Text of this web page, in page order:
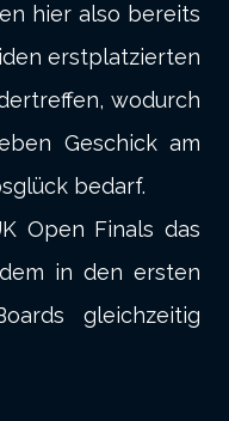
hier also bereits
erstplatzierten
wodurch
Geschick am
bedarf.
Open Finals das
in den ersten
gleichzeitig